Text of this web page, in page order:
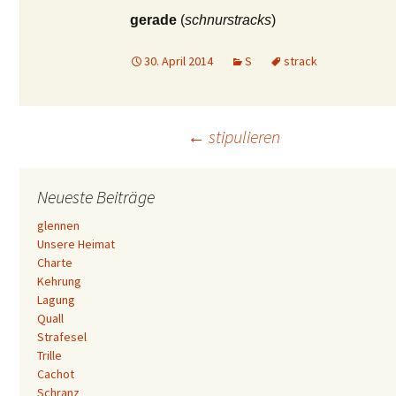
gerade (schnurstracks)
30. April 2014 S strack
Beitrags-
Navigation
← stipulieren
Neueste Beiträge
glennen
Unsere Heimat
Charte
Kehrung
Lagung
Quall
Strafesel
Trille
Cachot
Schranz